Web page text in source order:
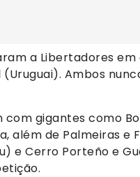
a Libertadores em
Ambos
gigantes como
além de Palmeiras e
e Cerro Porteño e